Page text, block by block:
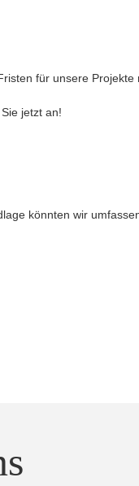
für unsere Projekte
jetzt an!
könnten wir